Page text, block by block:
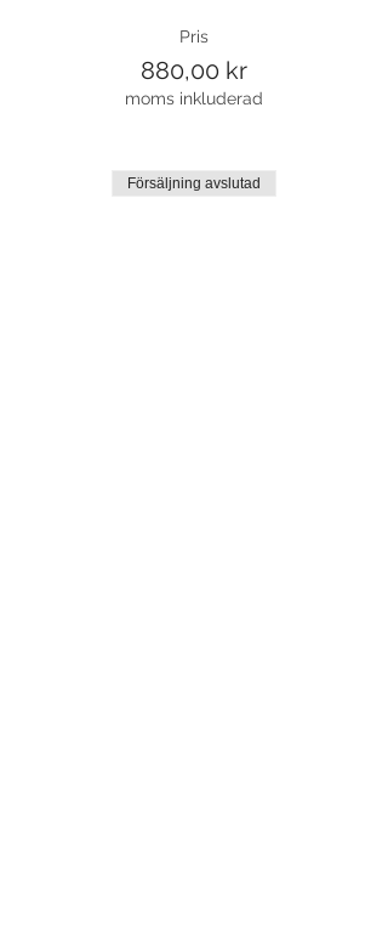
Pris
880,00 kr
moms inkluderad
Försäljning avslutad